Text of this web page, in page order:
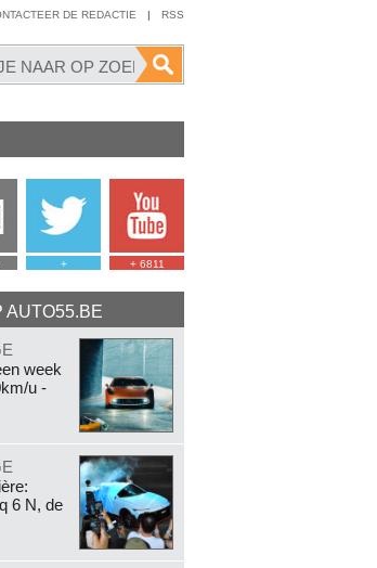
DE REDACTIE | RSS
+ + 6811
AUTO55.BE
week
u -
6 N, de